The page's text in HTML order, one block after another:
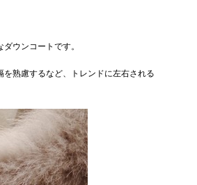
ウンコートです。
熟慮するなど、トレンドに左右される